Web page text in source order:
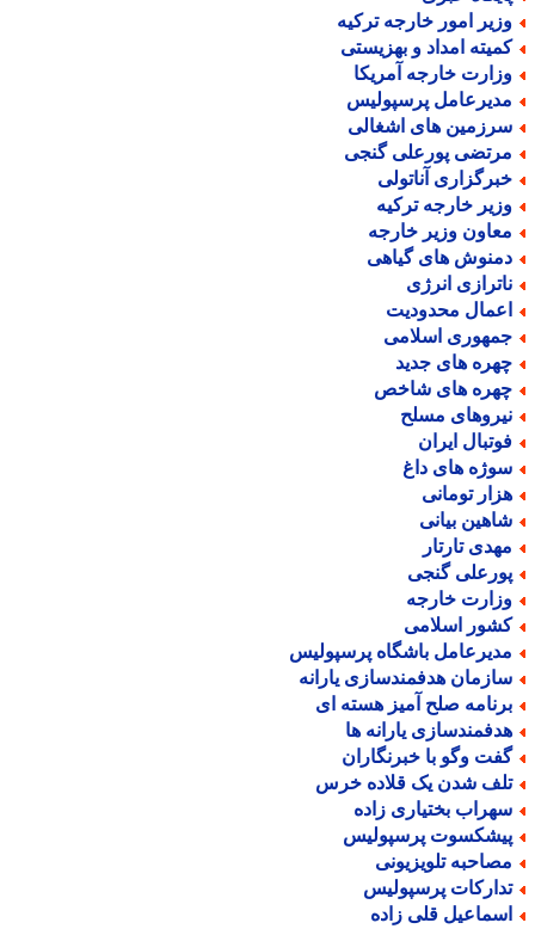
امور خارجه ترکیه
امداد و بهزیستی
خارجه آمریکا
پرسپولیس
های اشغالی
پورعلی گنجی
آناتولی
خارجه ترکیه
وزیر خارجه
های گیاهی
انرژی
محدودیت
اسلامی
های جدید
های شاخص
مسلح
ایران
های داغ
تومانی
بیانی
تارتار
گنجی
خارجه
اسلامی
باشگاه پرسپولیس
هدفمندسازی یارانه
صلح آمیز هسته ای
یارانه ها
وگو با خبرنگاران
شدن یک قلاده خرس
بختیاری زاده
پرسپولیس
تلویزیونی
پرسپولیس
قلی زاده